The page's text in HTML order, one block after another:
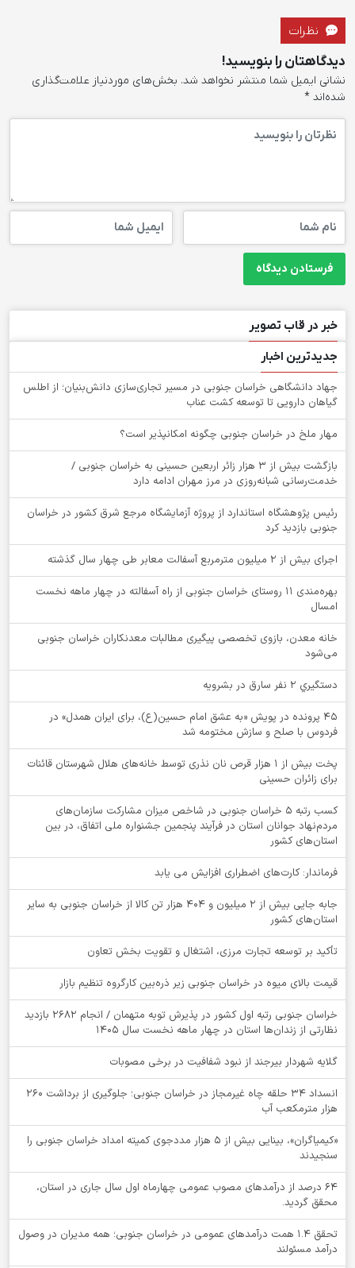
نظرات
دیدگاهتان را بنویسید!
نشانی ایمیل شما منتشر نخواهد شد. بخش‌های موردنیاز علامت‌گذاری
شده‌اند *
خبر در قاب تصویر
جدیدترین اخبار
جهاد دانشگاهی خراسان جنوبی در مسیر تجاری‌سازی دانش‌بنیان؛ از اطلس
گیاهان دارویی تا توسعه کشت عناب
‌مهار ملخ در خراسان جنوبی چگونه امکانپذیر است؟
بازگشت بیش از ۳ هزار زائر اربعین حسینی به خراسان جنوبی /
خدمت‌رسانی شبانه‌روزی در مرز مهران ادامه دارد
رئیس پژوهشگاه استاندارد از پروژه آزمایشگاه مرجع شرق کشور در خراسان
جنوبی بازدید کرد
اجرای بیش از ۲ میلیون مترمربع آسفالت معابر طی چهار سال گذشته
بهره‌مندی ۱۱ روستای خراسان جنوبی از راه آسفالته در چهار ماهه نخست
امسال
خانه معدن، بازوی تخصصی پیگیری مطالبات معدنکاران خراسان جنوبی
می‌شود
دستگيري 2 نفر سارق در بشرويه
۴۵ پرونده در پویش «به عشق امام حسین(ع)، برای ایران همدل» در
فردوس با صلح و سازش مختومه شد
پخت بیش از 1 هزار قرص نان نذری توسط خانه‌های هلال شهرستان قائنات
برای زائران حسینی
کسب رتبه ۵ خراسان جنوبی در شاخص میزان مشارکت سازمان‌های
مردم‌نهاد جوانان استان در فرآیند پنجمین جشنواره ملی اتفاق، در بین
استان‌های کشور
فرماندار: کارت‌های اضطراری افزایش می یابد
جابه جایی بیش از 2 میلیون و 404 هزار تن کالا از خراسان جنوبی به سایر
استان‌های کشور
تأکید بر توسعه تجارت مرزی، اشتغال و تقویت بخش تعاون
قیمت بالای میوه در خراسان جنوبی زیر ذره‌بین کارگروه تنظیم بازار
خراسان جنوبی رتبه اول کشور در پذیرش توبه متهمان / انجام ۲۶۸۲ بازدید
نظارتی از زندان‌ها استان در چهار ماهه نخست سال 1405
گلایه شهردار بیرجند از نبود شفافیت در برخی مصوبات
انسداد ۳۴ حلقه چاه غیرمجاز در خراسان جنوبی؛ جلوگیری از برداشت ۲۶۰
هزار مترمکعب آب
«کیمیاگران»، بینایی بیش از ۵ هزار مددجوی کمیته امداد خراسان جنوبی را
سنجیدند
64 درصد از درآمدهای مصوب عمومی چهارماه اول سال جاری در استان،
محقق گردید.
تحقق ۱.۴ همت درآمدهای عمومی در خراسان جنوبی؛ همه مدیران در وصول
درآمد مسئولند